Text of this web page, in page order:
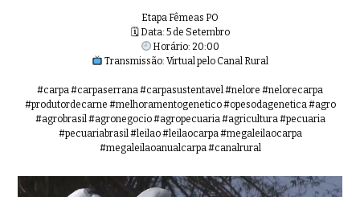
Etapa Fêmeas PO
🗓 Data: 5 de Setembro
Horário: 20:00
Transmissão: Virtual pelo Canal Rural
#carpa #carpaserrana #carpasustentavel #nelore #nelorecarpa
#produtordecarne #melhoramentogenetico #opesodagenetica #agro
#agrobrasil #agronegocio #agropecuaria #agricultura #pecuaria
#pecuariabrasil #leilao #leilaocarpa #megaleilaocarpa
#megaleilaoanualcarpa #canalrural